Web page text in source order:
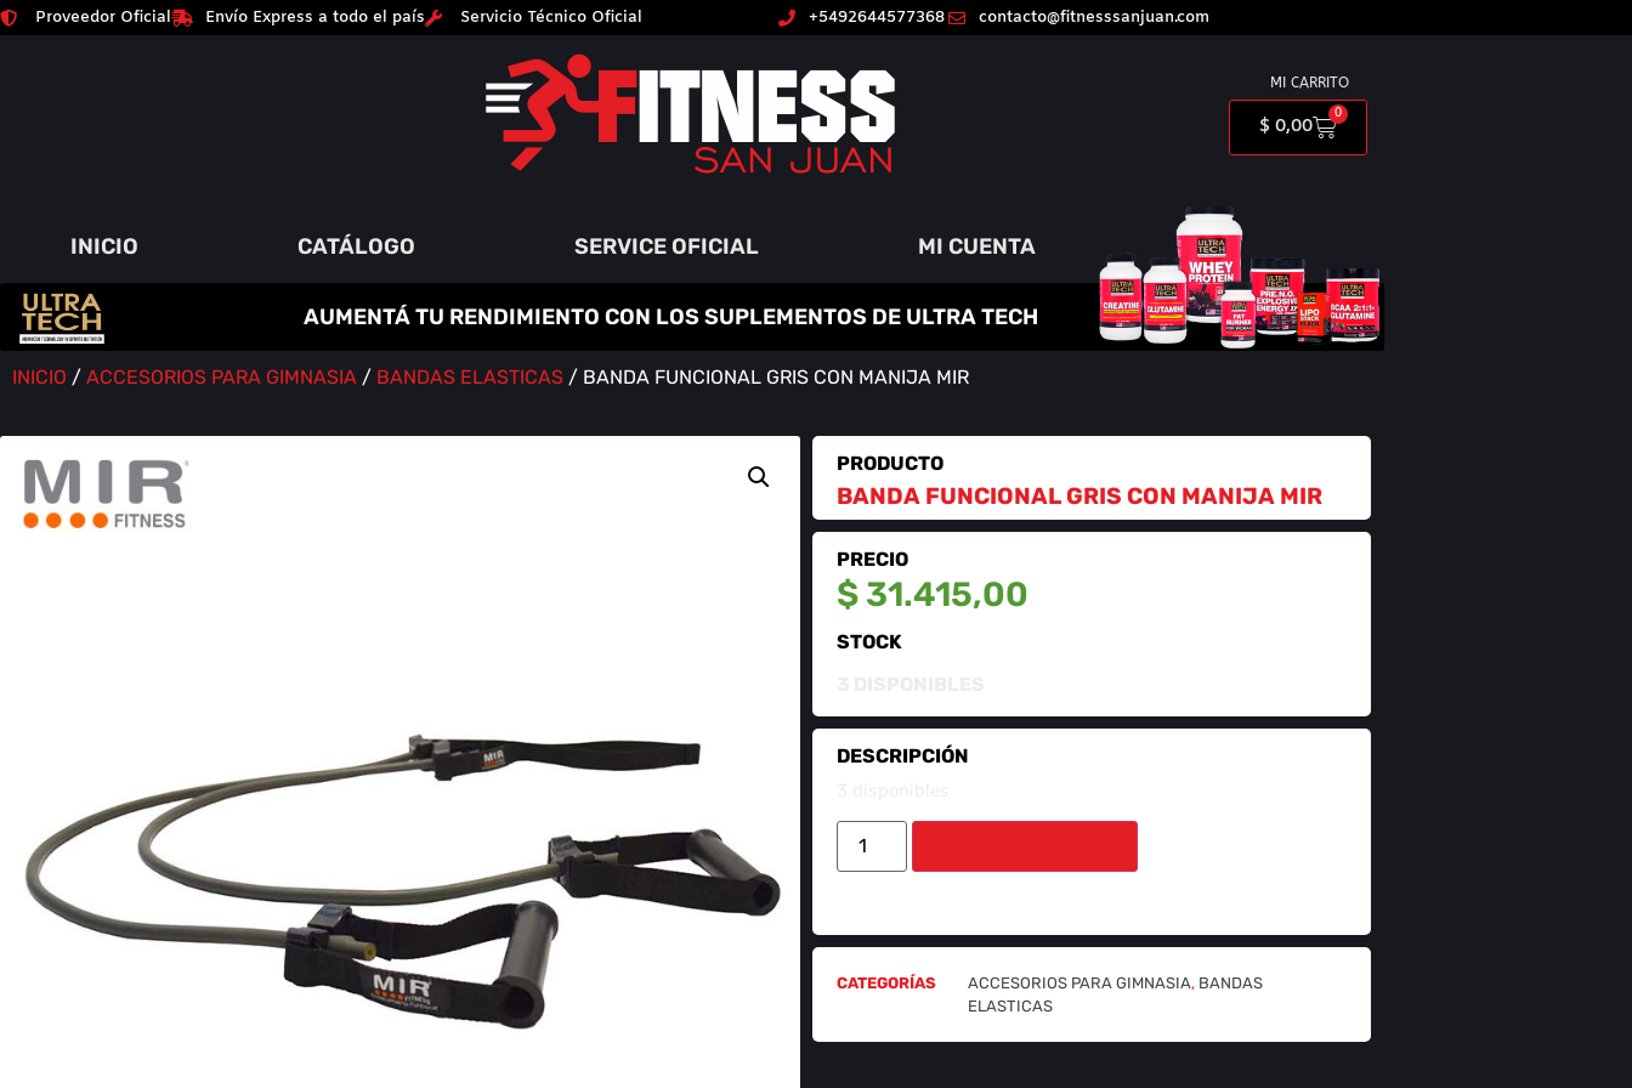
Proveedor Oficial Envío Express a todo el país Servicio Técnico Oficial +5492644577368 contacto@fitnesssanjuan.com
MI CARRITO
$ 0,00
0
INICIO CATÁLOGO SERVICE OFICIAL MI CUENTA
PROTEÍNAS
AMINO
QUEMADOR
Y MÁS
AUMENTÁ TU RENDIMIENTO CON LOS SUPLEMENTOS DE ULTRA TECH
INICIO / ACCESORIOS PARA GIMNASIA / BANDAS ELASTICAS / BANDA FUNCIONAL GRIS CON MANIJA MIR
PRODUCTO
BANDA FUNCIONAL GRIS CON MANIJA MIR
PRECIO
$31.415,00
STOCK
DESCRIPCIÓN
CATEGORÍAS ACCESORIOS PARA GIMNASIA, BANDAS
ELASTICAS